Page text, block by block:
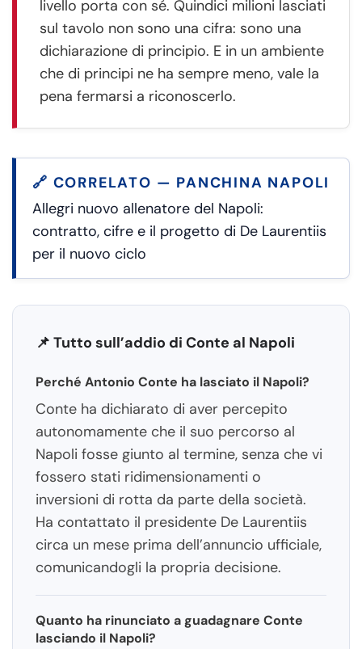
livello porta con sé. Quindici milioni lasciati
sul tavolo non sono una cifra: sono una
dichiarazione di principio. E in un ambiente
che di principi ne ha sempre meno, vale la
pena fermarsi a riconoscerlo.
🔗 CORRELATO — PANCHINA NAPOLI
Allegri nuovo allenatore del Napoli:
contratto, cifre e il progetto di De Laurentiis
per il nuovo ciclo
📌 Tutto sull’addio di Conte al Napoli
Perché Antonio Conte ha lasciato il Napoli?
Conte ha dichiarato di aver percepito
autonomamente che il suo percorso al
Napoli fosse giunto al termine, senza che vi
fossero stati ridimensionamenti o
inversioni di rotta da parte della società.
Ha contattato il presidente De Laurentiis
circa un mese prima dell’annuncio ufficiale,
comunicandogli la propria decisione.
Quanto ha rinunciato a guadagnare Conte
lasciando il Napoli?